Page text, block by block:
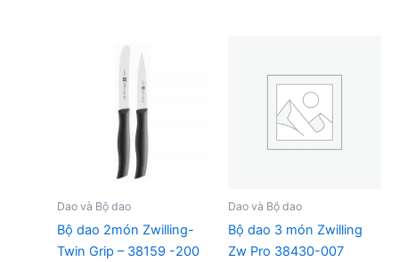
Dao và Bộ dao
Bộ dao 2món Zwilling-
Twin Grip – 38159 -200
Dao và Bộ dao
Bộ dao 3 món Zwilling
Zw Pro 38430-007